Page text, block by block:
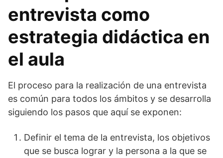
entrevista como
estrategia didáctica en
el aula
El proceso para la realización de una entrevista
es común para todos los ámbitos y se desarrolla
siguiendo los pasos que aquí se exponen:
Definir el tema de la entrevista, los objetivos
que se busca lograr y la persona a la que se